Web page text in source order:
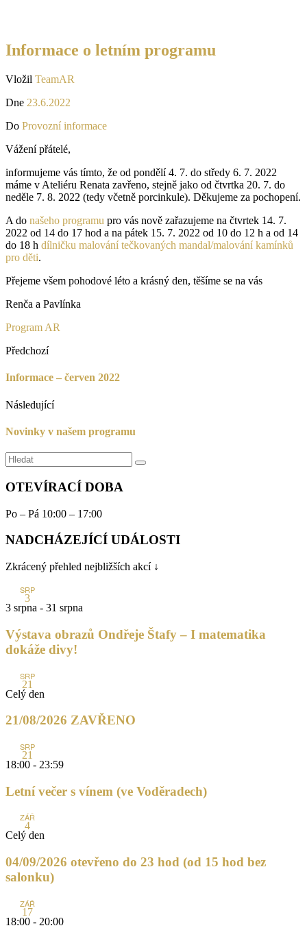
Informace o letním programu
Vložil TeamAR
Dne 23.6.2022
Do Provozní informace
Vážení přátelé,
informujeme vás tímto, že od pondělí 4. 7. do středy 6. 7. 2022
máme v Ateliéru Renata zavřeno, stejně jako od čtvrtka 20. 7. do
neděle 7. 8. 2022 (tedy včetně porcinkule). Děkujeme za pochopení.
A do našeho programu pro vás nově zařazujeme na čtvrtek 14. 7.
2022 od 14 do 17 hod a na pátek 15. 7. 2022 od 10 do 12 h a od 14
do 18 h dílničku malování tečkovaných mandal/malování kamínků
pro děti.
Přejeme všem pohodové léto a krásný den, těšíme se na vás
Renča a Pavlínka
Program AR
Předchozí
Informace – červen 2022
Následující
Novinky v našem programu
Search
OTEVÍRACÍ DOBA
Po – Pá 10:00 – 17:00
NADCHÁZEJÍCÍ UDÁLOSTI
Zkrácený přehled nejbližších akcí ↓
SRP
3
3 srpna - 31 srpna
Výstava obrazů Ondřeje Štafy – I matematika
dokáže divy!
SRP
21
Celý den
21/08/2026 ZAVŘENO
SRP
21
18:00 - 23:59
Letní večer s vínem (ve Voděradech)
ZÁŘ
4
Celý den
04/09/2026 otevřeno do 23 hod (od 15 hod bez
salonku)
ZÁŘ
17
18:00 - 20:00